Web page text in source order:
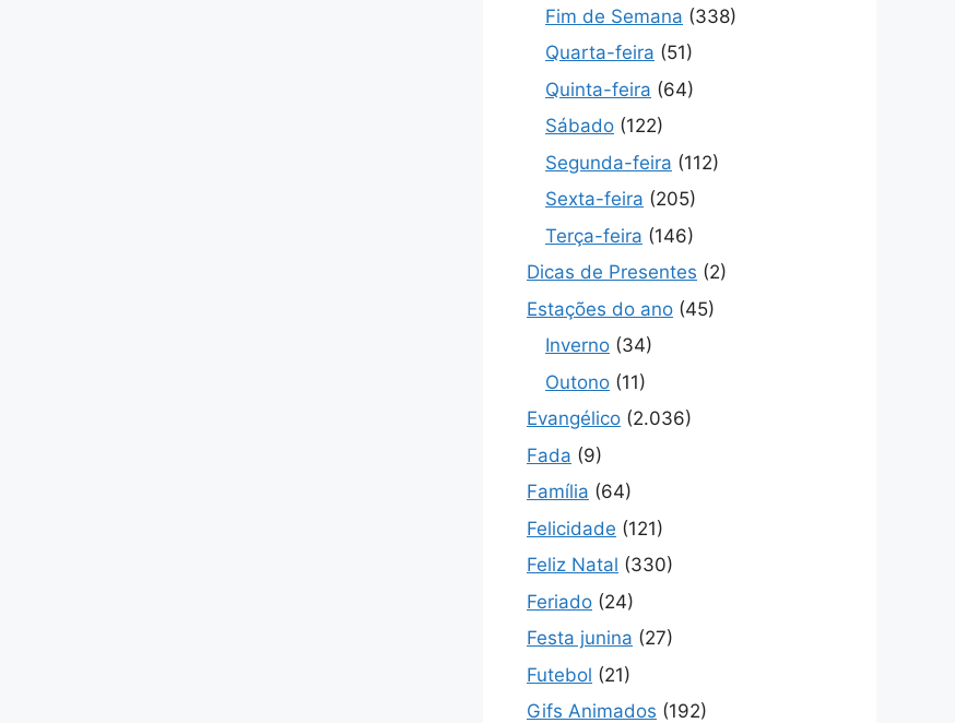
Fim de Semana (338)
Quarta-feira (51)
Quinta-feira (64)
Sábado (122)
Segunda-feira (112)
Sexta-feira (205)
Terça-feira (146)
Dicas de Presentes (2)
Estações do ano (45)
Inverno (34)
Outono (11)
Evangélico (2.036)
Fada (9)
Família (64)
Felicidade (121)
Feliz Natal (330)
Feriado (24)
Festa junina (27)
Futebol (21)
Gifs Animados (192)